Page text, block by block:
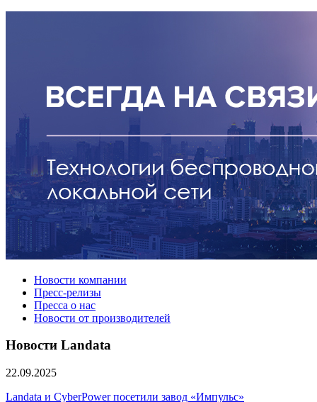
Новости компании
Пресс-релизы
Пресса о нас
Новости от производителей
Новости Landata
22.09.2025
Landata и CyberPower посетили завод «Импульс»